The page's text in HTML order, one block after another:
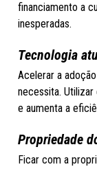
financiamento a
inesperadas.
Tecnologia
Acelerar a
necessita.
e aumenta a
Propriedade
Ficar com a